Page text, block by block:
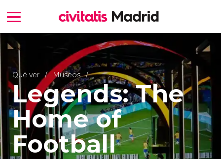
Qué ver Museos
Legends: The
Home of
Football